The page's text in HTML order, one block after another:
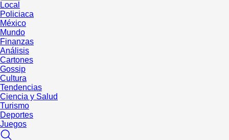
Local
Policiaca
México
Mundo
Finanzas
Análisis
Cartones
Gossip
Cultura
Tendencias
Ciencia y Salud
Turismo
Deportes
Juegos